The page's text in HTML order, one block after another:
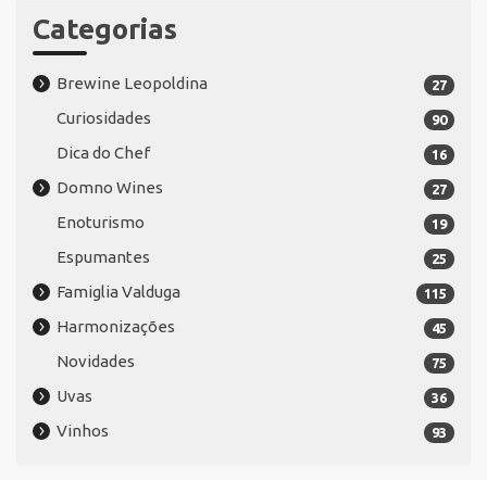
Categorias
27
Brewine Leopoldina
90
Curiosidades
16
Dica do Chef
27
Domno Wines
19
Enoturismo
25
Espumantes
115
Famiglia Valduga
45
Harmonizações
75
Novidades
36
Uvas
93
Vinhos